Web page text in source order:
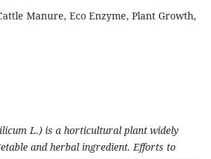
Manure, Eco Enzyme, Plant Growth,
L.) is a horticultural plant widely
and herbal ingredient. Efforts to